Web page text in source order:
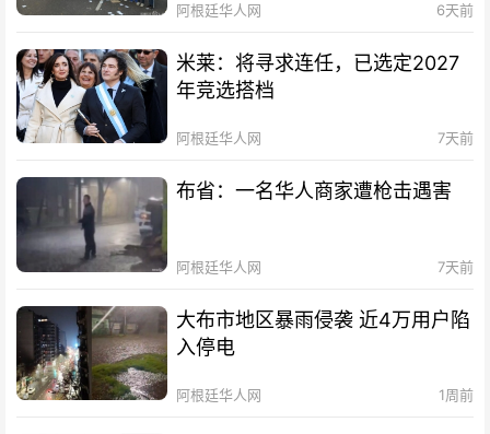
阿根廷华人网 6天前
米莱：将寻求连任，已选定2027
年竞选搭档
阿根廷华人网 7天前
布省：一名华人商家遭枪击遇害
阿根廷华人网 7天前
大布市地区暴雨侵袭 近4万用户陷
入停电
阿根廷华人网 1周前